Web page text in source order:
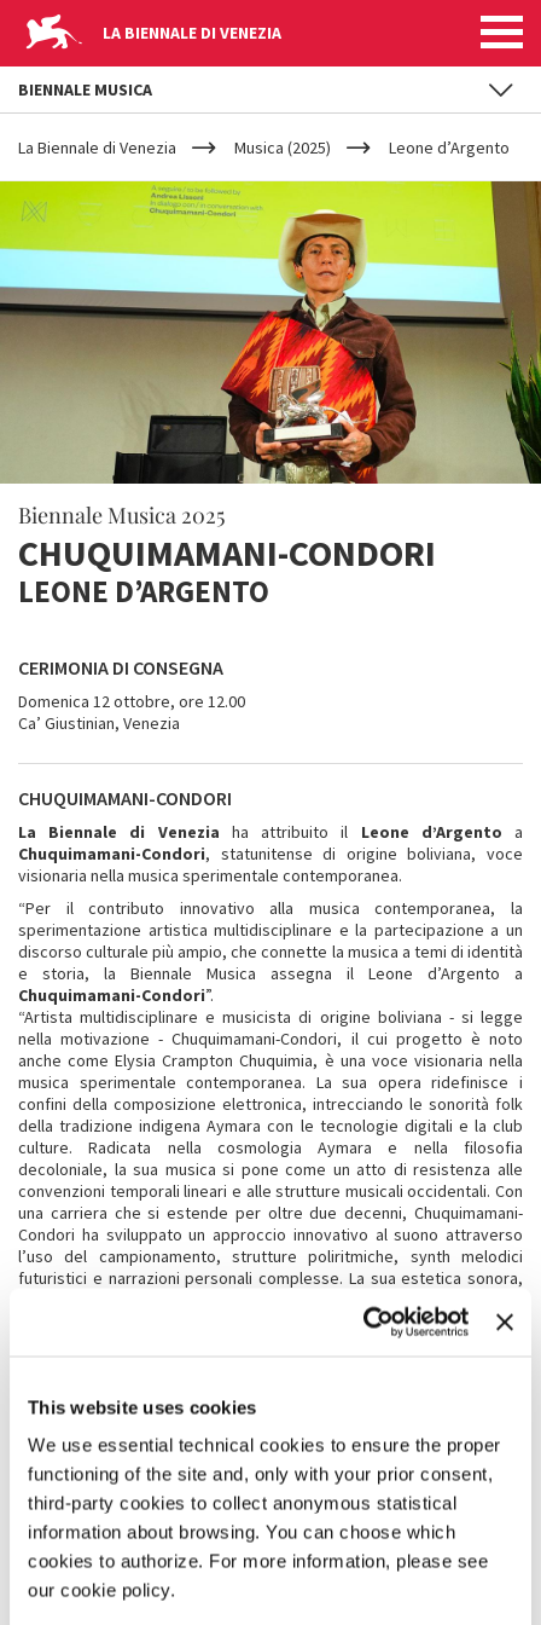
This website uses cookies
We use essential technical cookies to ensure the proper
functioning of the site and, only with your prior consent,
third-party cookies to collect anonymous statistical
information about browsing. You can choose which
cookies to authorize. For more information, please see
our cookie policy.
LA BIENNALE DI VENEZIA
YOUR
ARE
HERE
La Biennale di Venezia Musica (2025) Leone d’Argento
Biennale Musica 2025
CHUQUIMAMANI-CONDORI
LEONE D’ARGENTO
CERIMONIA DI CONSEGNA
Domenica 12 ottobre, ore 12.00
Ca’ Giustinian, Venezia
CHUQUIMAMANI-CONDORI
La Biennale di Venezia ha attribuito il Leone d’Argento a
Chuquimamani-Condori, statunitense di origine boliviana, voce
visionaria nella musica sperimentale contemporanea.
“Per il contributo innovativo alla musica contemporanea, la
sperimentazione artistica multidisciplinare e la partecipazione a un
discorso culturale più ampio, che connette la musica a temi di identità
e storia, la Biennale Musica assegna il Leone d’Argento a
Chuquimamani-Condori”.
“Artista multidisciplinare e musicista di origine boliviana - si legge
nella motivazione - Chuquimamani-Condori, il cui progetto è noto
anche come Elysia Crampton Chuquimia, è una voce visionaria nella
musica sperimentale contemporanea. La sua opera ridefinisce i
confini della composizione elettronica, intrecciando le sonorità folk
della tradizione indigena Aymara con le tecnologie digitali e la club
culture. Radicata nella cosmologia Aymara e nella filosofia
decoloniale, la sua musica si pone come un atto di resistenza alle
convenzioni temporali lineari e alle strutture musicali occidentali. Con
una carriera che si estende per oltre due decenni, Chuquimamani-
Condori ha sviluppato un approccio innovativo al suono attraverso
l’uso del campionamento, strutture poliritmiche, synth melodici
futuristici e narrazioni personali complesse. La sua estetica sonora,
di stratificazioni massimaliste che riflettono la sua eredità culturale e
identità queer. La sua ricerca artistica non è solo pratica decoloniale,
diaspora e decolonizzazione. La musica di Chuquimamani-Condori non
suono come mezzo di narrazione storica, identità e trasformazione”.
NOTA BIOGRAFICA
Chuquimamani-Condori (1985, California) è affiliata alla nazione
Pakajaqi e nata nel 1985 nella regione dell’Inland Empire in California.
Ha iniziato la sua carriera musicale sotto gli pseudonimi di E+E ed
BIENNALE MUSICA